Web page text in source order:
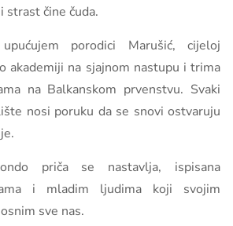
strast čine čuda.
porodici Marušić, cijeloj
akademiji na sjajnom nastupu i trima
na Balkanskom prvenstvu. Svaki
nosi poruku da se snovi ostvaruju
priča se nastavlja, ispisana
i mladim ljudima koji svojim
sve nas.